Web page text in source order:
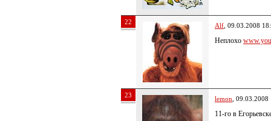
22 Alf , 09.03.2008
Неплохо
23 lemon ,
11-го в